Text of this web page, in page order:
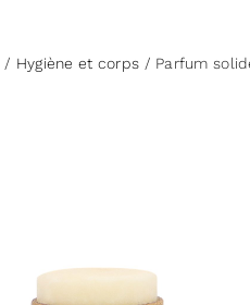
/ Hygiène et corps / Parfum